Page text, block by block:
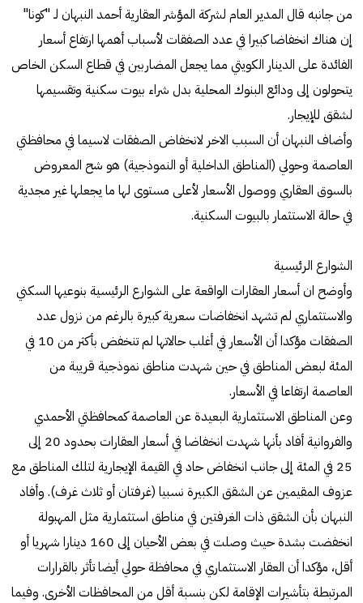
من جانبه قال المدير العام لشركة المؤشر العقارية أحمد النبهان لـ "كونا"
إن هناك انخفاضا كبيرا في عدد الصفقات لأسباب أهمها ارتفاع أسعار
الفائدة على الدينار الكويتي مما يجعل المضاربين في قطاع السكن الخاص
يتحولون إلى ودائع البنوك المحلية بدل شراء بيوت سكنية وتقسيمها
لشقق للإيجار.
وأضاف النبهان أن السبب الاخر لانخفاض الصفقات لاسيما في محافظتي
العاصمة وحولي (المناطق الداخلية أو النموذجية) هو شح المعروض
بالسوق العقاري ووصول الأسعار لأعلى مستوى لها ما يجعلها غير مجدية
في حالة الاستثمار بالبيوت السكنية.
الشوارع الرئيسية
وأوضح ان أسعار العقارات الواقعة على الشوارع الرئيسية بنوعيها السكني
والاستثماري لم تشهد انخفاضات سعرية كبيرة بالرغم من نزول عدد
الصفقات مؤكدا أن الأسعار في أغلب حالاتها لم تنخفض بأكثر من 10 في
المئة لبعض المناطق في حين شهدت مناطق نموذجية قريبة من
العاصمة ارتفاعا في الأسعار.
وعن المناطق الاستثمارية البعيدة عن العاصمة كمحافظتي الأحمدي
والفروانية أفاد بأنها شهدت انخفاضا في أسعار العقارات بحدود 20 إلى
25 في المئة إلى جانب انخفاض حاد في القيمة الإيجارية لتلك المناطق مع
عزوف المقيمين عن الشقق الكبيرة نسبيا (غرفتان أو ثلاث غرف). وأفاد
النبهان بأن الشقق ذات الغرفتين في مناطق استثمارية مثل المهبولة
انخفضت بشدة حيث وصلت في بعض الأحيان إلى 160 دينارا شهريا أو
أقل، مؤكدا أن العقار الاستثماري في محافظة حولي أيضا تأثر بالقرارات
المرتبطة بتأشيرات الإقامة لكن بنسبة أقل من المحافظات الأخرى. وفيما